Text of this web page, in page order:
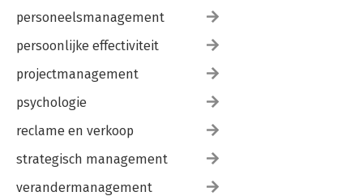
personeelsmanagement
persoonlijke effectiviteit
projectmanagement
psychologie
reclame en verkoop
strategisch management
verandermanagement